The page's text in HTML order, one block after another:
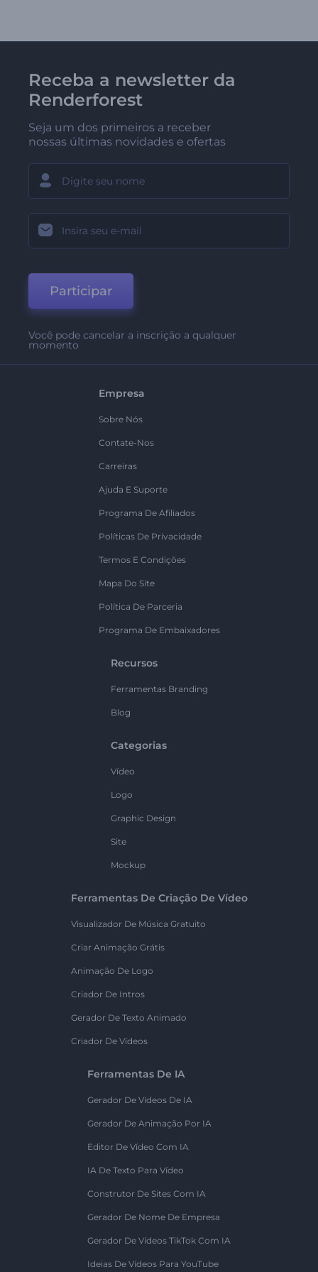
Receba a newsletter da
Renderforest
Seja um dos primeiros a receber
nossas últimas novidades e ofertas
Participar
Você pode cancelar a inscrição a qualquer
momento
Empresa
Sobre Nós
Contate-Nos
Carreiras
Ajuda E Suporte
Programa De Afiliados
Políticas De Privacidade
Termos E Condições
Mapa Do Site
Política De Parceria
Programa De Embaixadores
Recursos
Ferramentas Branding
Blog
Categorias
Vídeo
Logo
Graphic Design
Site
Mockup
Ferramentas De Criação De Vídeo
Visualizador De Música Gratuito
Criar Animação Grátis
Animação De Logo
Criador De Intros
Gerador De Texto Animado
Criador De Vídeos
Ferramentas De IA
Gerador De Vídeos De IA
Gerador De Animação Por IA
Editor De Vídeo Com IA
IA De Texto Para Vídeo
Construtor De Sites Com IA
Gerador De Nome De Empresa
Gerador De Vídeos TikTok Com IA
Ideias De Vídeos Para YouTube